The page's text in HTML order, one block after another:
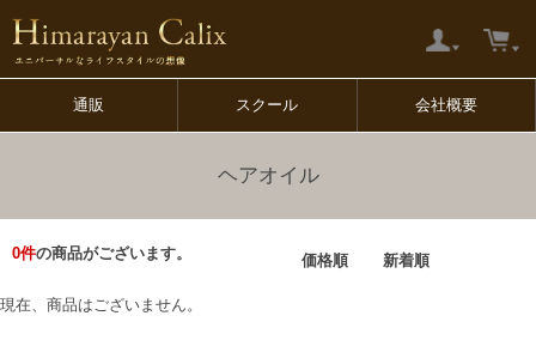
通販 スクール 会社概要
ヘアオイル
0件の商品がございます。 価格順 新着順
現在、商品はございません。